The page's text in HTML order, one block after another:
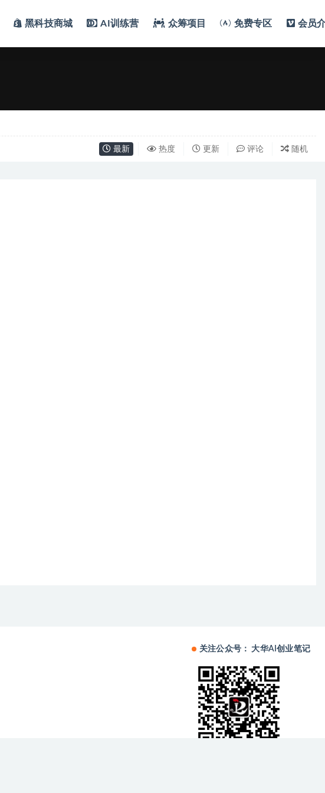
黑科技商城 AI训练营 众筹项目 免费专区 会员
最新 热度 更新 评论 随机
关注公众号： 大华AI创业笔记